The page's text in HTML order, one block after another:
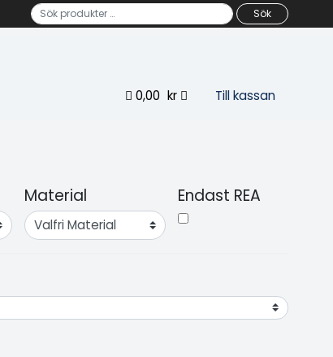
Sök efter: Sök
0,00 kr Till kassan
Material Endast REA